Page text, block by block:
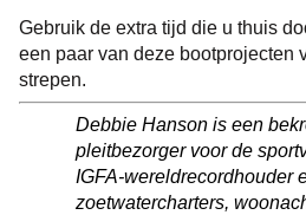
Gebruik de extra tijd die u thuis
een paar van deze bootprojecten
strepen.
Debbie Hanson is een
pleitbezorger voor de
IGFA-wereldrecordhouder
zoetwatercharters,